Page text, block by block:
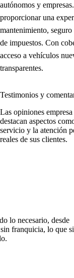
autónomos y
proporcionar una
mantenimiento,
de impuestos. Con
acceso a vehículos
transparentes.
Testimonios y
Las opiniones
destacan aspectos
servicio y la atención
reales de sus clientes.
lo necesario, desde
franquicia, lo que